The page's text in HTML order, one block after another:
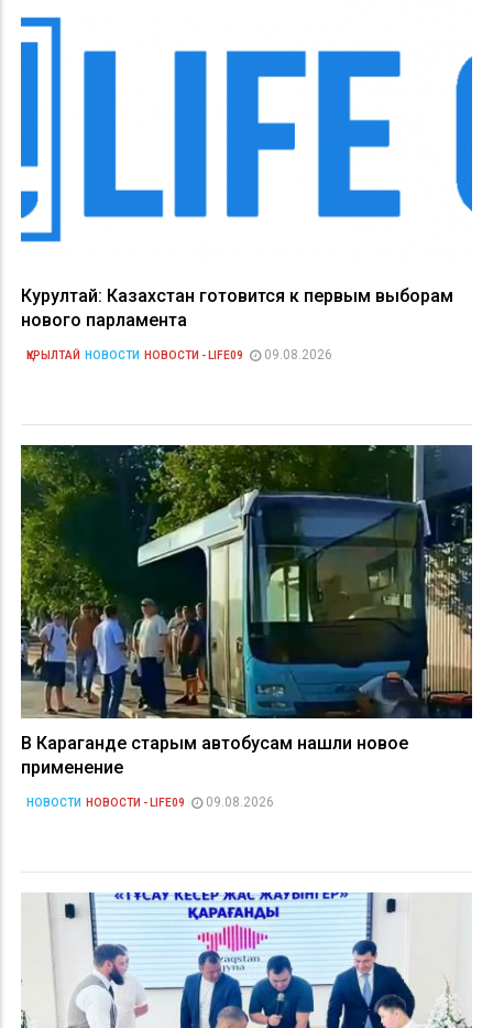
Курултай: Казахстан готовится к первым выборам
нового парламента
ҚҰРЫЛТАЙ НОВОСТИ НОВОСТИ - LIFE09 09.08.2026
В Караганде старым автобусам нашли новое
применение
НОВОСТИ НОВОСТИ - LIFE09 09.08.2026